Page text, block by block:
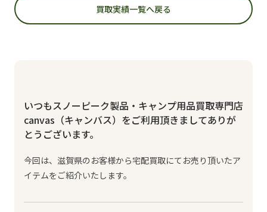
買取実績一覧へ戻る
いつもスノーピーク製品・キャンプ用品買取専門店
canvas（キャンバス）をご利用頂きましてありが
とうございます。
今回は、滋賀県のお客様から宅配買取にてお売り頂いたア
イテムをご紹介いたします。